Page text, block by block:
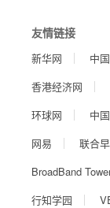
友情链接
新华网 中
香港经济网
环球网
中
网易
联合
BroadBand
行知学园